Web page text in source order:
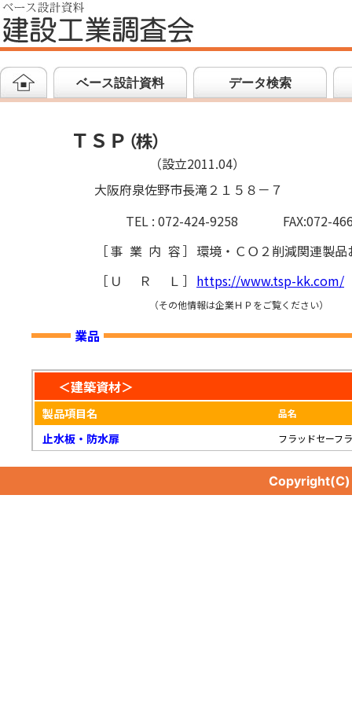
ベース設計資料 データ検索
ＴＳＰ（株）
（設立2011.04）
大阪府泉佐野市長滝２１５８－７
TEL : 072-424-9258
FAX:072-
［事業内容］ 環境・ＣＯ２削減関連製
［ ＵＲＬ ］ https://www.tsp-kk.com/
（その他情報は企業ＨＰをご覧ください）
業品
＜建築資材＞
製品項目名 品名
止水板・防水扉 フラッドセーフ